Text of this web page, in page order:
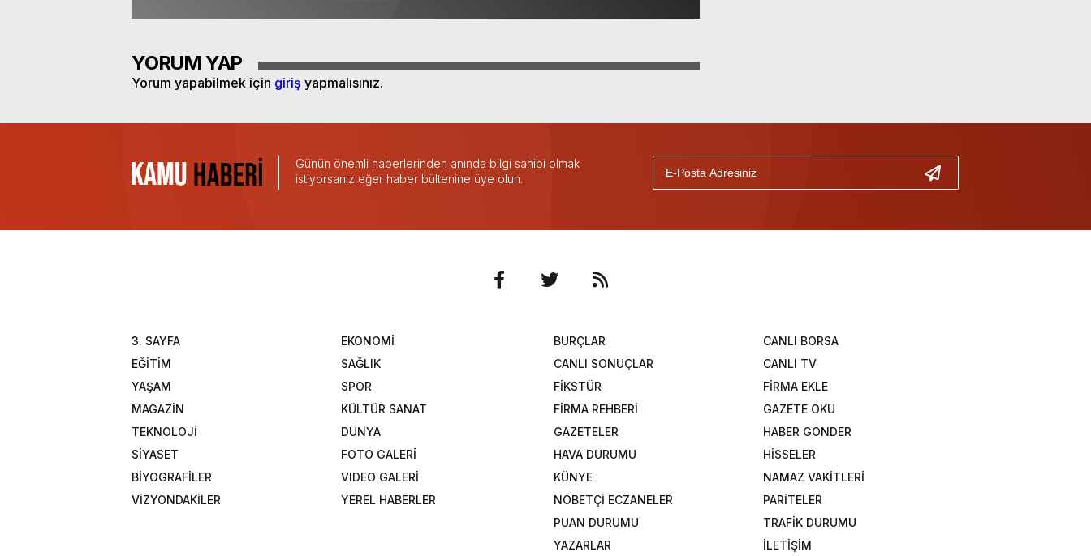
YORUM YAP
Yorum yapabilmek için giriş yapmalısınız.
Günün önemli haberlerinden anında bilgi sahibi olmak
istiyorsanız eğer haber bültenine üye olun.
3. SAYFA
EKONOMİ
EĞİTİM
SAĞLIK
YAŞAM
SPOR
MAGAZİN
KÜLTÜR SANAT
TEKNOLOJİ
DÜNYA
SİYASET
FOTO GALERİ
BİYOGRAFİLER
VIDEO GALERİ
VİZYONDAKİLER
YEREL HABERLER
BURÇLAR
CANLI BORSA
CANLI SONUÇLAR
CANLI TV
FİKSTÜR
FİRMA EKLE
FİRMA REHBERİ
GAZETE OKU
GAZETELER
HABER GÖNDER
HAVA DURUMU
HİSSELER
KÜNYE
NAMAZ VAKİTLERİ
NÖBETÇİ ECZANELER
PARİTELER
PUAN DURUMU
TRAFİK DURUMU
YAZARLAR
İLETİŞİM